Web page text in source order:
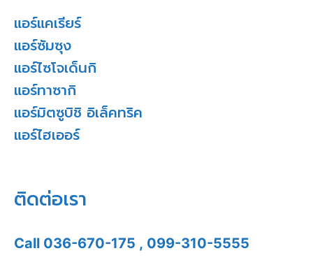
แอร์แคเรียร์
แอร์ซัมซุง
แอร์ไซโจเด็นกิ
แอร์ทาซากิ
แอร์มิตซูบิชิ อิเล็คทริค
แอร์ไฮเออร์
ติดต่อเรา
Call 036-670-175 , 099-310-5555